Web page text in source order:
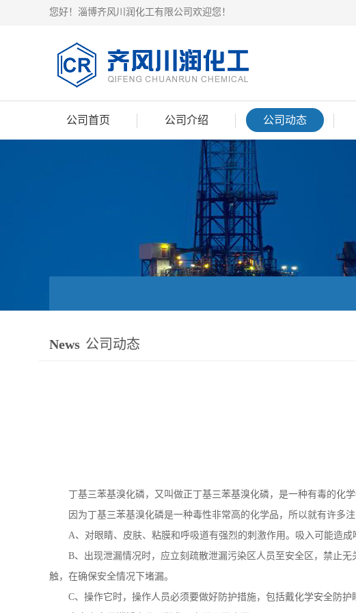
您好！淄博齐风川润化工有限公司欢迎您！
公司首页 公司介绍 公司动态
News 公司动态
丁基三苯基溴化磷，又叫做正丁基三苯基溴化磷，是一种有毒的化
因为丁基三苯基溴化磷是一种毒性非常高的化学品，所以就有许多
A、对眼睛、皮肤、粘膜和呼吸道有强烈的刺激作用。吸入可能造
B、出现泄漏情况时，应立刻疏散泄漏污染区人员至安全区，禁止
触，在确保安全情况下堵漏。
C、操作它时，操作人员必须要做好防护措施，包括戴化学安全防护